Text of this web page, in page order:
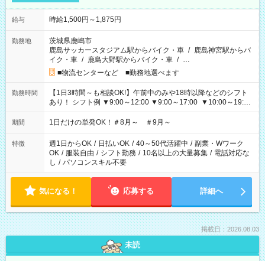
給与 時給1,500円～1,875円
勤務地
茨城県鹿嶋市
鹿島サッカースタジアム駅からバイク・車 / 鹿島神宮駅からバ
イク・車 / 鹿島大野駅からバイク・車 / …
■物流センターなど ■勤務地選べます
勤務時間
【1日3時間～も相談OK!】午前中のみや18時以降などのシフト
あり！ シフト例 ▼9:00～12:00 ▼9:00～17:00 ▼10:00～19:00
▼18:00～21:00
期間 1日だけの単発OK！＃8月～ ＃9月～
特徴 週1日からOK / 日払いOK / 40～50代活躍中 / 副業・Wワーク
OK / 服装自由 / シフト勤務 / 10名以上の大量募集 / 電話対応な
し / パソコンスキル不要
気になる！ 応募する 詳細へ
掲載日：2026.08.03
未読